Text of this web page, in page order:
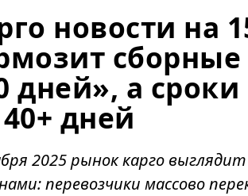
новости на
дней», а сроки
дней
2025 рынок карго
перевозчики массово